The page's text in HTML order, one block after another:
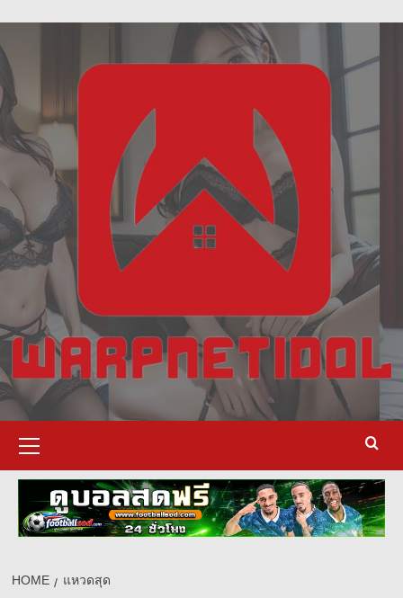
ฝัน
เห็น
to
content
Menu
HOME แหวดสุด